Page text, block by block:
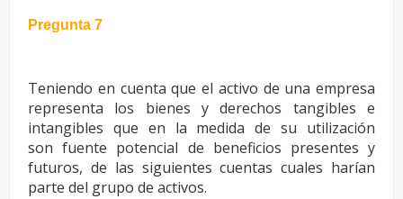
Pregunta 7
Teniendo en cuenta que el activo de una empresa
representa los bienes yderechos tangibles e
intangibles que en la medida de su utilización
sonfuente potencial de beneficios presentes y
futuros, de las siguientescuentas cuales harían
parte del grupo de activos.